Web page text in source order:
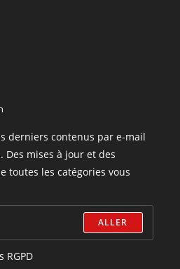
derniers contenus par e-mail
mises à jour et des
toutes les catégories vous
ALLER
RGPD